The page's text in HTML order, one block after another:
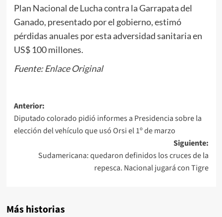
Plan Nacional de Lucha contra la Garrapata del
Ganado, presentado por el gobierno, estimó
pérdidas anuales por esta adversidad sanitaria en
US$ 100 millones.
Fuente:Enlace Original
Navegación
de
entradas
Anterior:
Diputado colorado pidió informes a Presidencia sobre la
elección del vehículo que usó Orsi el 1º de marzo
Siguiente:
Sudamericana: quedaron definidos los cruces de la
repesca. Nacional jugará con Tigre
Más historias